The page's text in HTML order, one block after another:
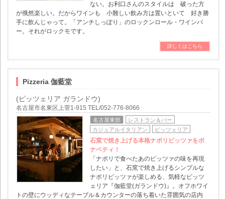
ない。お利口さんのスタイルは 破った方
が俄然楽しい。だからワインも 小難しい飲み方は置いといて 好き勝
手に飲んじゃって。「アンチしっぽり」のロックンロール・ワインバ
ー。それがロックモです。
詳しくはこちら
Pizzeria 伽藍堂
(ピッツェリア ガランドウ)
名古屋市名東区上菅1-915 TEL/052-776-8066
名古屋東部
レストラン＆バー
カジュアルイタリアン
ピッツェリア
石窯で焼き上げる本格ナポリピッツァをボ
ナペティ！
「ナポリで食べたあのピッツァの味を再現
したい」と、石窯で焼き上げるシンプルな
ナポリピッツァが楽しめる、気軽なピッツ
ェリア『伽藍堂(ガランドウ)』。オフホワイ
トの壁にウッディなテーブル＆カウンターの落ち着いた雰囲気の店内